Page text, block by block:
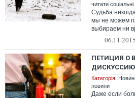
читати
Судьба
мы не можем
выбираем ни
этот мир, ни
ПЕТИЦИЯ О
Категорія:
новини
Даже если